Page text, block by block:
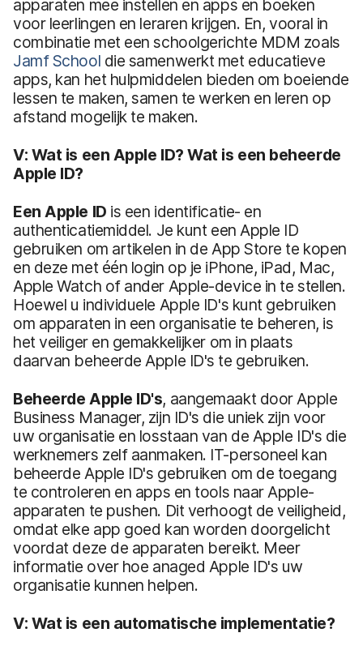
apparaten mee instellen en apps en boeken
voor leerlingen en leraren krijgen. En, vooral in
combinatie met een schoolgerichte MDM zoals
Jamf School die samenwerkt met educatieve
apps, kan het hulpmiddelen bieden om boeiende
lessen te maken, samen te werken en leren op
afstand mogelijk te maken.
V: Wat is een Apple ID? Wat is een beheerde
Apple ID?
Een Apple ID is een identificatie- en
authenticatiemiddel. Je kunt een Apple ID
gebruiken om artikelen in de App Store te kopen
en deze met één login op je iPhone, iPad, Mac,
Apple Watch of ander Apple-device in te stellen.
Hoewel u individuele Apple ID's kunt gebruiken
om apparaten in een organisatie te beheren, is
het veiliger en gemakkelijker om in plaats
daarvan beheerde Apple ID's te gebruiken.
Beheerde Apple ID's, aangemaakt door Apple
Business Manager, zijn ID's die uniek zijn voor
uw organisatie en losstaan van de Apple ID's die
werknemers zelf aanmaken. IT-personeel kan
beheerde Apple ID's gebruiken om de toegang
te controleren en apps en tools naar Apple-
apparaten te pushen. Dit verhoogt de veiligheid,
omdat elke app goed kan worden doorgelicht
voordat deze de apparaten bereikt. Meer
informatie over hoe anaged Apple ID's uw
organisatie kunnen helpen.
V: Wat is een automatische implementatie?